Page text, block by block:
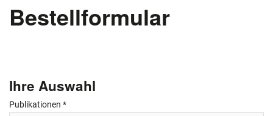
Bestellformular
Ihre Auswahl
Publikationen *